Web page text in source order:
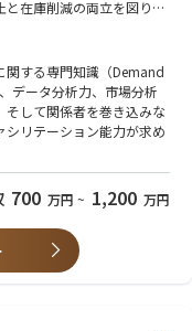
・改善
務支援および課題解決
制の構築
に考え、関係者を巻き込
ります。
験
等）の知識または実務経験
験
験
レベル）
在庫削減の両立を図りな
関する専門知識（Demand
データ分析力、市場分析
そして関係者を巻き込みな
リテーション能力が求め
700 万円 ~ 1,200 万円